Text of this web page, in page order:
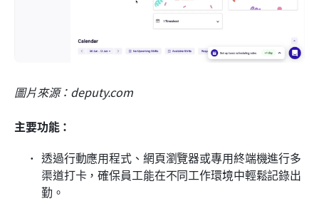
圖片來源：deputy.com
主要功能：
透過行動應用程式、網頁瀏覽器或專用終端機進行多
渠道打卡，確保員工能在不同工作環境中輕鬆記錄出
勤。